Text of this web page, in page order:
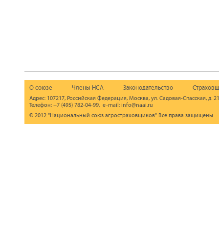
О союзе Члены НСА Законодательство
Адрес: 107217, Российская Федерация, Москва, ул. Садовая-Спасская, д.
Телефон: +7 (495) 782-04-99, e-mail: info@naai.ru
© 2012 "Национальный союз агростраховщиков" Все права защищены